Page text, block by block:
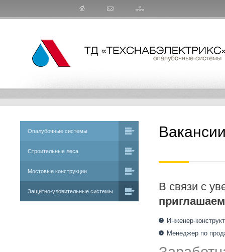
Опалубочные системы
Строительные леса
Мостовые конструкции
Защитно-уловительные системы
В связи с
Инженер-
Менеджер по